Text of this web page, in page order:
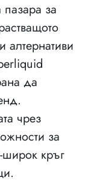
за
алтернативи
да
чрез
за
широк кръг